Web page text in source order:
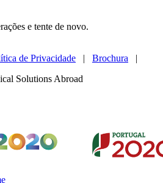
e tente de novo.
de Privacidade Brochura
Solutions Abroad